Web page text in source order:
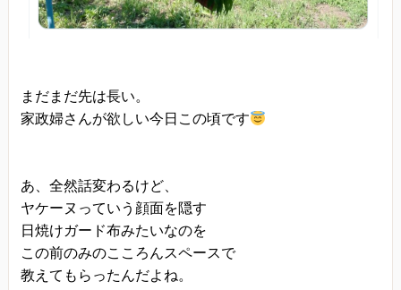
まだまだ先は長い。
家政婦さんが欲しい今日この頃です
あ、全然話変わるけど、
ヤケーヌっていう顔面を隠す
日焼けガード布みたいなのを
この前のみのこころんスペースで
教えてもらったんだよね。